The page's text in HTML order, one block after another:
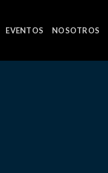
EVENTOS NOSOTROS